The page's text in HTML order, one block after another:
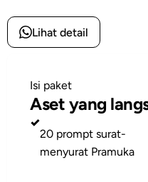
Lihat detail
Isi paket
Aset yang
✓
20 prompt surat-
menyurat Pramuka